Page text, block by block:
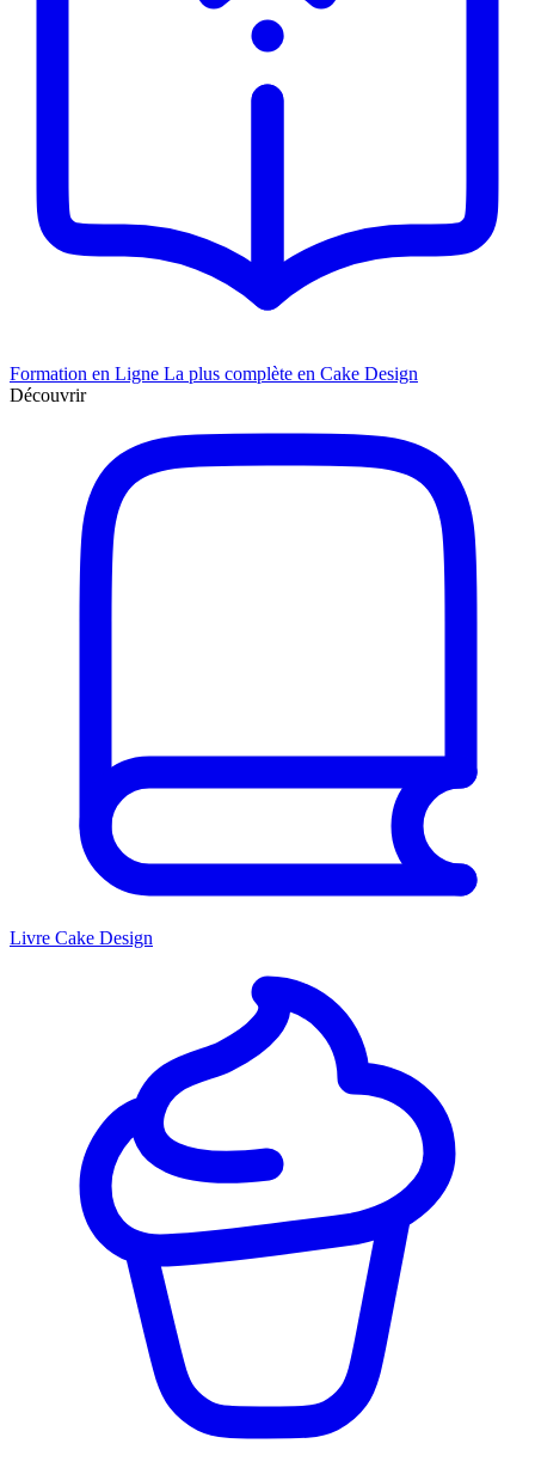
Formation en Ligne La plus complète en Cake Design
Découvrir
Livre Cake Design